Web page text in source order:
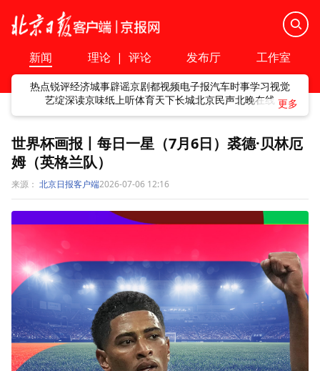
新闻 理论 | 评论 发布厅 工作室
热点锐评经济城事辟谣京剧都视频电子报汽车时事学习视觉
艺绽深读京味纸上听体育天下长城北京民声北晚在线
世界杯画报丨每日一星（7月6日）裘德·贝林厄
姆（英格兰队）
来源： 北京日报客户端2026-07-06 12:16